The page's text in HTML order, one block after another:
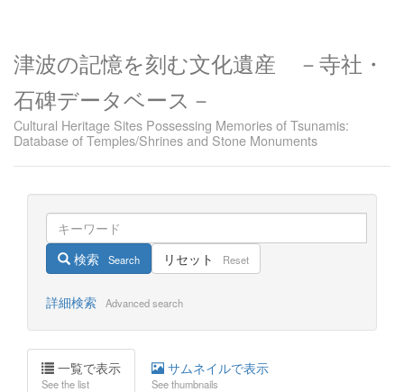
津波の記憶を刻む文化遺産 －寺社・
石碑データベース－
Cultural Heritage Sites Possessing Memories of Tsunamis:
Database of Temples/Shrines and Stone Monuments
検索 Search リセット Reset
詳細検索 Advanced search
一覧で表示
See the list
サムネイルで表示
See thumbnails